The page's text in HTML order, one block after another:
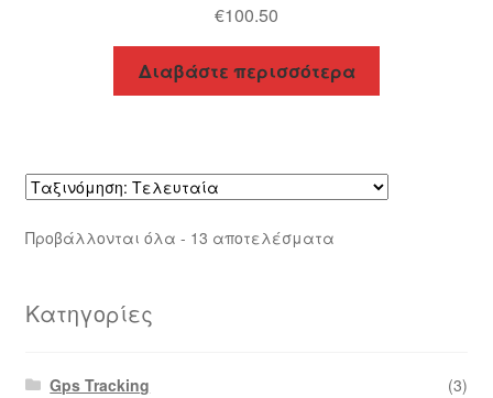
€100.50
Διαβάστε περισσότερα
Προβάλλονται όλα - 13 αποτελέσματαSorted
Κατηγορίες
Gps Tracking
(3)